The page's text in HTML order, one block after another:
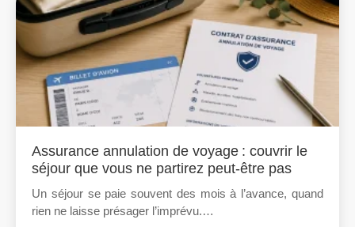
Assurance annulation de voyage : couvrir le
séjour que vous ne partirez peut-être pas
Un séjour se paie souvent des mois à l’avance, quand
rien ne laisse présager l’imprévu.…